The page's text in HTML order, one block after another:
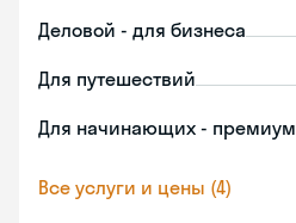
Деловой - для бизнеса
Для путешествий
Для начинающих - премиум
Все услуги и цены (4)